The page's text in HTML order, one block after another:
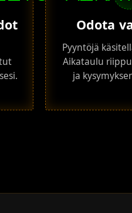
Odota
Pyyntöjä
Aikataulu
ja